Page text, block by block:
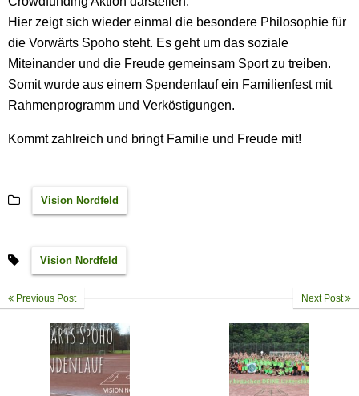
Hier zeigt sich wieder einmal die besondere Philosophie für
die Vorwärts Spoho steht. Es geht um das soziale
Miteinander und die Freude gemeinsam Sport zu treiben.
Somit wurde aus einem Spendenlauf ein Familienfest mit
Rahmenprogramm und Verköstigungen.
Kommt zahlreich und bringt Familie und Freude mit!
Vision Nordfeld
Vision Nordfeld
Previous Post Next Post